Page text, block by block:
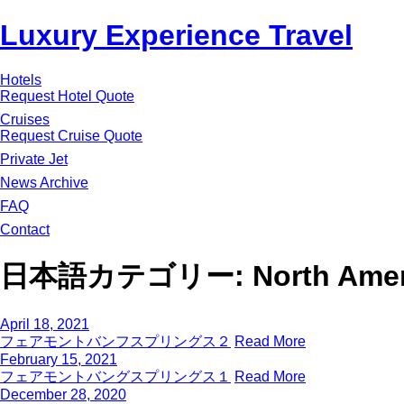
Luxury Experience Travel
Hotels
Request Hotel Quote
Cruises
Request Cruise Quote
Private Jet
News Archive
FAQ
Contact
日本語カテゴリー: North
April 18, 2021
フェアモントバンフスプリングス２ Read More
February 15, 2021
フェアモントバングスプリングス１
Read More
December 28, 2020